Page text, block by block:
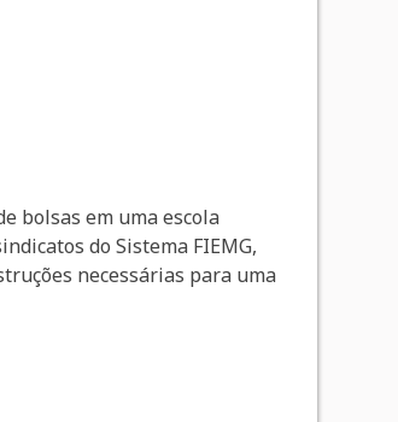
bolsas em uma escola
do Sistema FIEMG,
necessárias para uma